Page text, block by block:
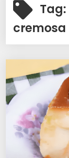
Tag:
cremosa